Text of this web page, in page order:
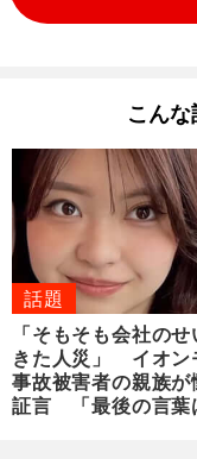
こん
話題
「そもそも会社のせ
きた人災」 イオン
事故被害者の親族が
証言 「最後の言葉